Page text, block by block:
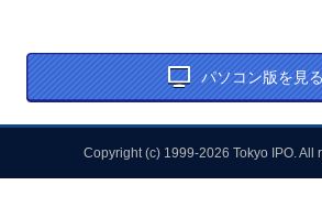
パソコン版を見
Copyright (c) 1999-2026 Tokyo IPO. All